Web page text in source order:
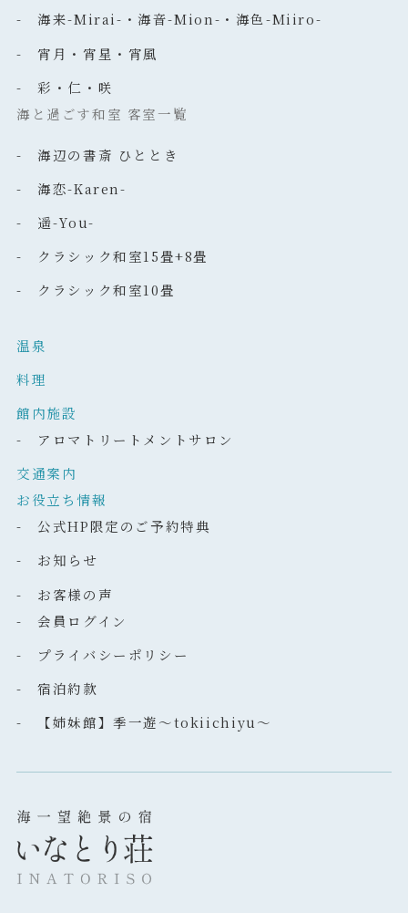
- 海来-Mirai-・海音-Mion-・海色-Miiro-
- 宵月・宵星・宵風
- 彩・仁・咲
海と過ごす和室 客室一覧
- 海辺の書斎 ひととき
- 海恋-Karen-
- 遥-You-
- クラシック和室15畳+8畳
- クラシック和室10畳
温泉
料理
館内施設
- アロマトリートメントサロン
交通案内
お役立ち情報
- 公式HP限定のご予約特典
- お知らせ
- お客様の声
- 会員ログイン
- プライバシーポリシー
- 宿泊約款
- 【姉妹館】季一遊～tokiichiyu～